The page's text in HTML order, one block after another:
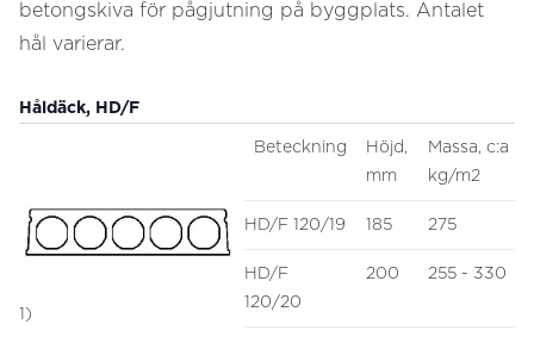
betongskiva för pågjutning på byggplats. Antalet
hål varierar.
Håldäck, HD/F
1)
Beteckning
Höjd,
mm
Massa, c:a
kg/m2
HD/F 120/19 185 275
HD/F
120/20
200 255 - 330